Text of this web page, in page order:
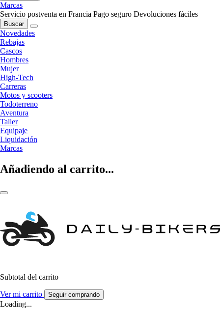
Marcas
Servicio postventa en Francia Pago seguro Devoluciones fáciles
Buscar
Novedades
Rebajas
Cascos
Hombres
Mujer
High-Tech
Carreras
Motos y scooters
Todoterreno
Aventura
Taller
Equipaje
Liquidación
Marcas
Añadiendo al carrito...
Subtotal del carrito
Ver mi carrito Seguir comprando
Loading...